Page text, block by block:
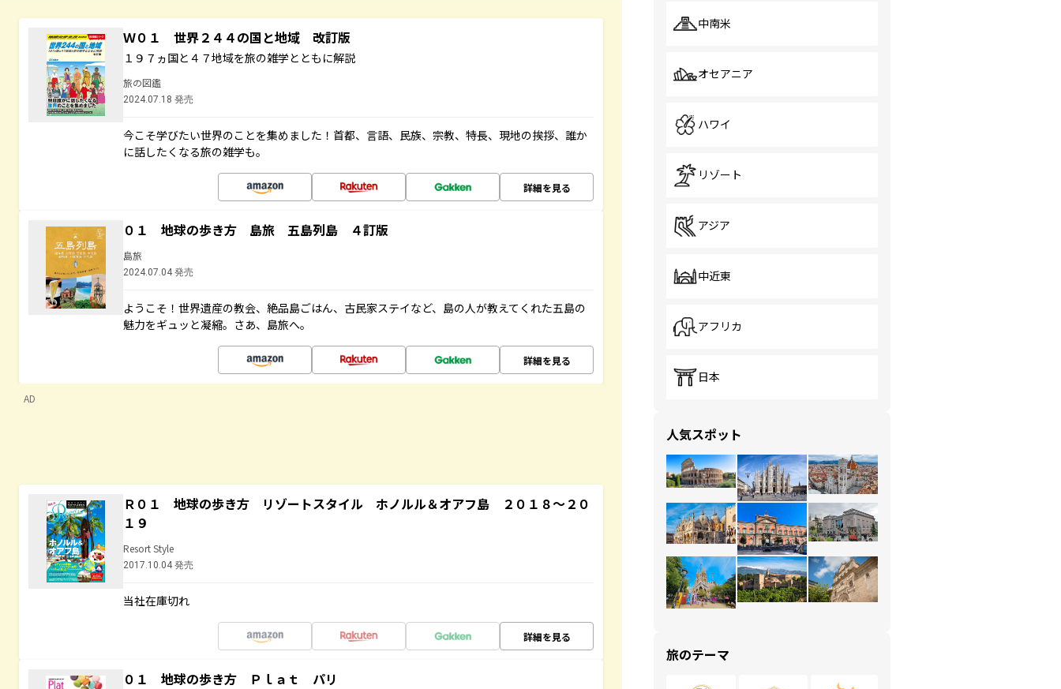
Ｗ０１ 世界２４４の国と地域 改訂版
１９７ヵ国と４７地域を旅の雑学とともに解説
旅の図鑑
2024.07.18 発売
今こそ学びたい世界のことを集めました！首都、言語、民族、宗教、特長、現地の挨拶、誰か
に話したくなる旅の雑学も。
詳細を見る
０１ 地球の歩き方 島旅 五島列島 ４訂版
島旅
2024.07.04 発売
ようこそ！世界遺産の教会、絶品島ごはん、古民家ステイなど、島の人が教えてくれた五島の
魅力をギュッと凝縮。さあ、島旅へ。
詳細を見る
AD
Ｒ０１ 地球の歩き方 リゾートスタイル ホノルル＆オアフ島 ２０１８～２０
１９
Resort Style
2017.10.04 発売
当社在庫切れ
詳細を見る
０１ 地球の歩き方 Ｐｌａｔ パリ
中南米
オセアニア
ハワイ
リゾート
アジア
中近東
アフリカ
日本
人気スポット
旅のテーマ